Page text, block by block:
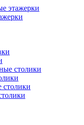
этажерки
столики
столики